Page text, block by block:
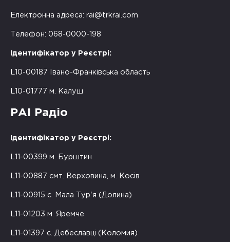
Електронна адреса: rai@trkrai.com
Телефон: 068-0000-198
Ідентифікатор у Реєстрі:
L10-00187 Івано-Франківська область
L10-01777 м. Калуш
РАІ Радіо
Ідентифікатор у Реєстрі:
L11-00399 м. Бурштин
L11-00887 смт. Верховина, м. Косів
L11-00915 с. Мала Тур'я (Долина)
L11-01203 м. Яремче
L11-01397 с. Дебеславці (Коломия)